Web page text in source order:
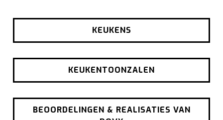
KEUKENS
KEUKENTOONZALEN
BEOORDELINGEN & REALISATIES VAN